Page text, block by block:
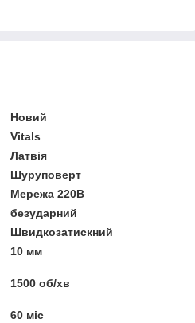
Новий
Vitals
Латвія
Шуруповерт
Мережа 220В
безударний
Швидкозатискний
10 мм
1500 об/хв
60 міс